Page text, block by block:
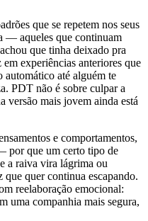
que se repetem nos seus
— aqueles que continuam
que tinha deixado pra
em experiências anteriores que
até alguém te
PDT não é sobre culpar a
versão mais jovem ainda está
e comportamentos,
por que um certo tipo de
a raiva vira lágrima ou
quer continua escapando.
reelaboração emocional:
uma companhia mais segura,